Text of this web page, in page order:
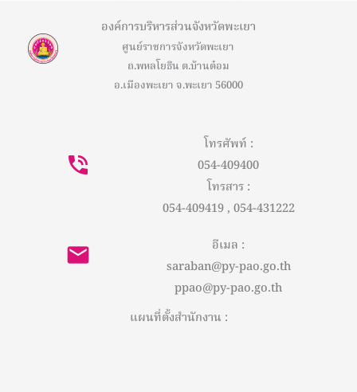
องค์การบริหารส่วนจังหวัดพะเยา
ศูนย์ราชการจังหวัดพะเยา
ถ.พหลโยธิน ต.บ้านต๋อม
อ.เมืองพะเยา จ.พะเยา 56000
โทรศัพท์ :
054-409400
โทรสาร :
054-409419 , 054-431222
อีเมล :
saraban@py-pao.go.th
ppao@py-pao.go.th
แผนที่ตั้งสำนักงาน :